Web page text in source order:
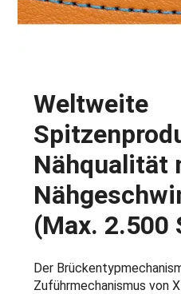
Weltweite
Nähqualität
(Max.
Der
Zuführmechanismus von